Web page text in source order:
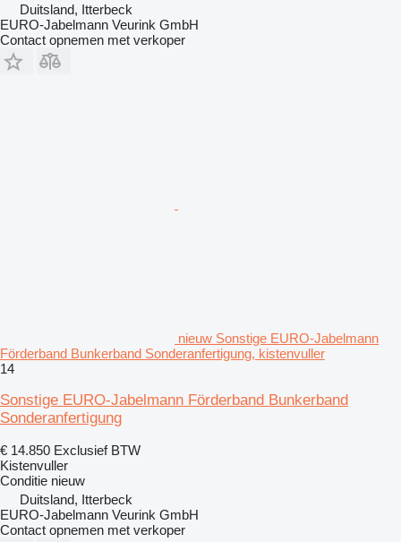
Duitsland, Itterbeck
EURO-Jabelmann Veurink GmbH
Contact opnemen met verkoper
nieuw Sonstige EURO-Jabelmann
Förderband Bunkerband Sonderanfertigung, kistenvuller
14
Sonstige EURO-Jabelmann Förderband Bunkerband
Sonderanfertigung
€ 14.850 Exclusief BTW
Kistenvuller
Conditie nieuw
Duitsland, Itterbeck
EURO-Jabelmann Veurink GmbH
Contact opnemen met verkoper